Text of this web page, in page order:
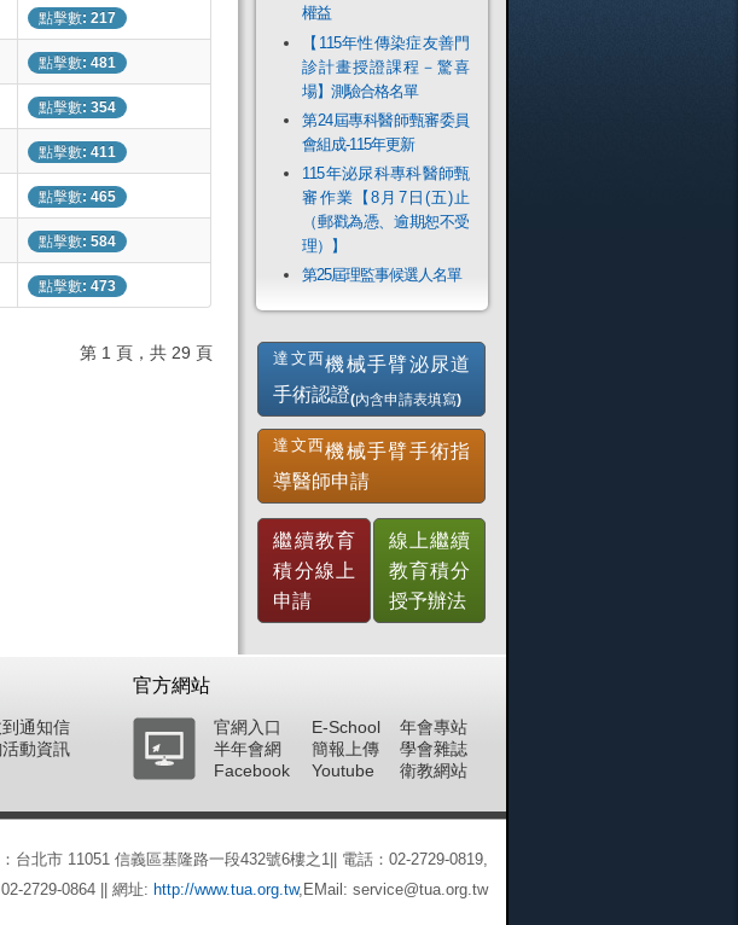
點擊數: 217
點擊數: 481
點擊數: 354
點擊數: 411
點擊數: 465
點擊數: 584
點擊數: 473
第 1 頁，共 29 頁
權益
【115年性傳染症友善門
診計畫授證課程－驚喜
場】測驗合格名單
第24屆專科醫師甄審委員
會組成-115年更新
115年泌尿科專科醫師甄
審作業【8月7日(五)止
（郵戳為憑、逾期恕不受
理）】
第25屆理監事候選人名單
達文西機械手臂泌尿道
手術認證(內含申請表填寫)
達文西機械手臂手術指
導醫師申請
繼續教育
積分線上
申請
線上繼續
教育積分
授予辦法
通知信
動資訊
官方網站
官網入口
半年會網
Facebook
E-School
簡報上傳
Youtube
年會專站
學會雜誌
衛教網站
台北市 11051 信義區基隆路一段432號6樓之1|| 電話：02-2729-0819,
2729-0864 || 網址: http://www.tua.org.tw,EMail: service@tua.org.tw